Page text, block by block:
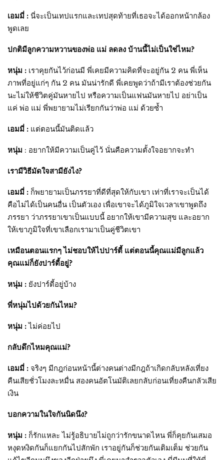
เอมมี่ : นี่จะเป็นเทปแรกและเทปสุดท้ายที่เธอจะได้ออกหน้ากล้อง
พูดเลย
ปกติมีลูกความหวานของพ่อ แม่ ลดลง บ้านนี้ไม่เป็นใช่ไหม?
หนุ่ม : เราคุยกันไว้ก่อนมี พี่เคยมีความคิดที่จะอยู่กัน 2 คน พี่เห็น
ภาพที่อยู่แก่ๆ กัน 2 คน มันน่ารักดี พี่เคยพูดว่าถ้ามีเราต้องช่วยกัน
นะไม่ให้ชีวิตคู่มันหายไป หรือความเป็นแฟนมันหายไป อย่าเป็น
แค่ พ่อ แม่ พี่พยายามไม่เรียกกันว่าพ่อ แม่ ด้วยซ้ำ
เอมมี่ : แต่ตอนนี้มันติดแล้ว
หนุ่ม : อยากให้มีความเป็นคู่ไว้ นั่นคือความตั้งใจอยากจะทำ
เรามีวิธีมัดใจสามียังไง?
เอมมี่ : ก็พยายามเป็นภรรยาที่ดีที่สุดให้กับเขา เท่าที่เราจะเป็นได้
คือไม่ได้เป็นคนอื่น เป็นตัวเอง เพื่อเขาจะได้ภูมิใจเวลาเขาพูดถึง
ภรรยา ว่าภรรยาเขาเป็นแบบนี้ อยากให้เขามีความสุข และอยาก
ให้เขาภูมิใจที่เขาเลือกเรามาเป็นคู่ชีวิตเขา
เหมือนตอนแรกๆ ไม่ชอบให้ไปปาร์ตี้ แต่ตอนนี้คุณแม่มีลูกแล้ว
คุณแม่ก็ยังปาร์ตี้อยู่?
หนุ่ม : ยังปาร์ตี้อยู่บ้าง
พี่หนุ่มไปด้วยกันไหม?
หนุ่ม :ไม่ค่อยไป
กลับดึกไหมคุณแม่?
เอมมี่ : จริงๆ มีกฎก่อนหน้านี้ต่างคนต่างมีกฎถ้าเกิดกลับหลังเที่ยง
คืนเสียชั่วโมงละหมื่น สองคนอัตโนมัติเลยกลับก่อนเที่ยงคืนกลัวเสีย
เงิน
บอกความในใจกันนิดนึง?
หนุ่ม : ก็รักแหละ ไม่รู้อธิบายไม่ถูกว่ารักขนาดไหน พี่ก็คุยกันเสมอ
หงุดหงิดกันก็แยกกันไปสักพัก เราอยู่กันก็ช่วยกันเติมเต็ม ช่วยกัน